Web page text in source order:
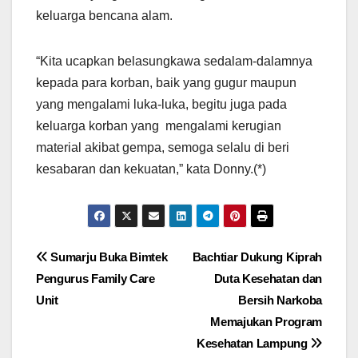
keluarga bencana alam.
“Kita ucapkan belasungkawa sedalam-dalamnya
kepada para korban, baik yang gugur maupun
yang mengalami luka-luka, begitu juga pada
keluarga korban yang mengalami kerugian
material akibat gempa, semoga selalu di beri
kesabaran dan kekuatan,” kata Donny.(*)
Navigasi
pos
Bachtiar Dukung Kiprah
Duta Kesehatan dan
Bersih Narkoba
Memajukan Program
Kesehatan Lampung
Sumarju Buka Bimtek
Pengurus Family Care
Unit